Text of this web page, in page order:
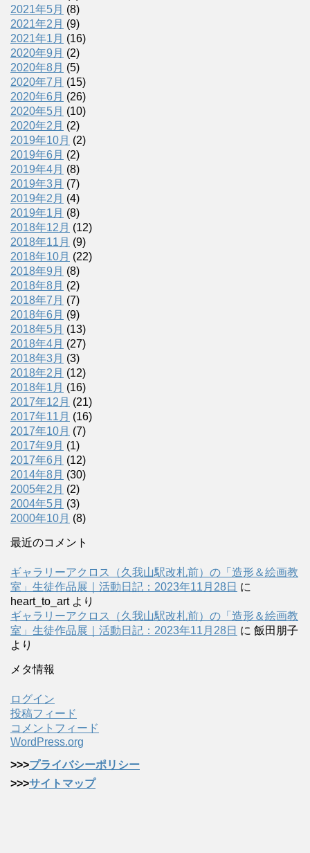
2021年5月 (8)
2021年2月 (9)
2021年1月 (16)
2020年9月 (2)
2020年8月 (5)
2020年7月 (15)
2020年6月 (26)
2020年5月 (10)
2020年2月 (2)
2019年10月 (2)
2019年6月 (2)
2019年4月 (8)
2019年3月 (7)
2019年2月 (4)
2019年1月 (8)
2018年12月 (12)
2018年11月 (9)
2018年10月 (22)
2018年9月 (8)
2018年8月 (2)
2018年7月 (7)
2018年6月 (9)
2018年5月 (13)
2018年4月 (27)
2018年3月 (3)
2018年2月 (12)
2018年1月 (16)
2017年12月 (21)
2017年11月 (16)
2017年10月 (7)
2017年9月 (1)
2017年6月 (12)
2014年8月 (30)
2005年2月 (2)
2004年5月 (3)
2000年10月 (8)
最近のコメント
ギャラリーアクロス（久我山駅改札前）の「造形＆絵画教
室」生徒作品展｜活動日記：2023年11月28日 に
heart_to_artより
ギャラリーアクロス（久我山駅改札前）の「造形＆絵画教
室」生徒作品展｜活動日記：2023年11月28日 に 飯田朋子
より
メタ情報
ログイン
投稿フィード
コメントフィード
WordPress.org
>>>プライバシーポリシー
>>>サイトマップ